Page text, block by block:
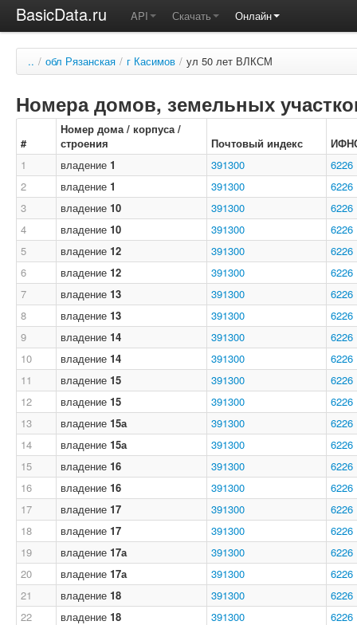
BasicData.ru API Скачать Онлайн
.. / обл Рязанская / г Касимов / ул 50 лет ВЛКСМ
Номера домов, земельных
#
Номер дома / корпуса /
строения
Почтовый индекс
1
владение 1 391300
6226
2
владение 1 391300
6226
3
владение 10 391300
6226
4
владение 10 391300
6226
5
владение 12 391300
6226
6
владение 12 391300
6226
7
владение 13 391300
6226
8
владение 13 391300
6226
9
владение 14 391300
6226
10
владение 14 391300
6226
11
владение 15 391300
6226
12
владение 15 391300
6226
13
владение 15а 391300
6226
14
владение 15а 391300
6226
15
владение 16 391300
6226
16
владение 16 391300
6226
17
владение 17 391300
6226
18
владение 17 391300
6226
19
владение 17а 391300
6226
20
владение 17а 391300
6226
21
владение 18 391300
6226
22
владение 18 391300
6226